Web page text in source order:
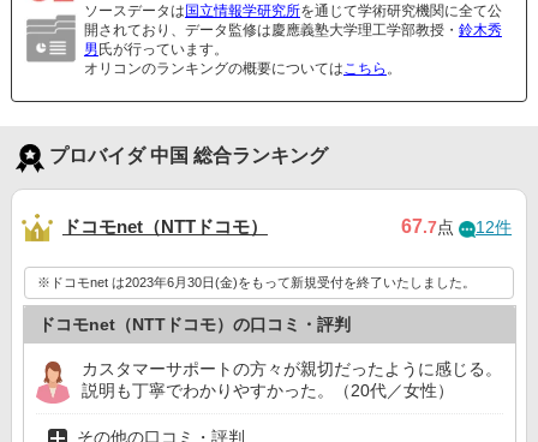
ソースデータは 国立情報学研究所を通じて学術研究機関に全て公
開されており、データ監修は慶應義塾大学理工学部教授・ 鈴木秀
男 氏が行っています。
オリコンのランキングの概要についてはこちら 。
プロバイダ 中国 総合ランキング
ドコモnet（NTTドコモ） 67.7点 12件
※ドコモnet は2023年6月30日(金)をもって新規受付を終了いたしました。
ドコモnet（NTTドコモ）の口コミ・評判
カスタマーサポートの方々が親切だったように感じる。
説明も丁寧でわかりやすかった。（20代／女性）
その他の口コミ・評判